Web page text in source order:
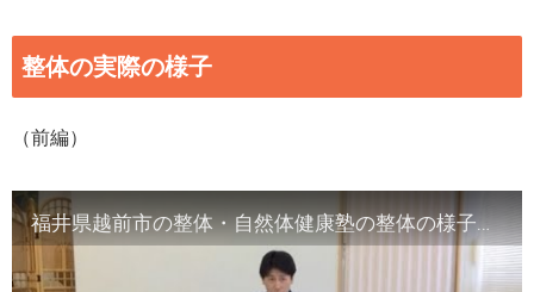
整体の実際の様子
（前編）
福井県越前市の整体・自然体健康塾の整体の様子（1）背骨の観察／骨盤他